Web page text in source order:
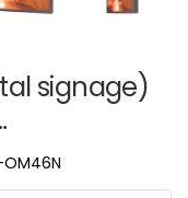
signage)